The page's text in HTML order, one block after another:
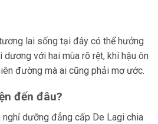
lai sống tại đây có thể hưởng
với hai mùa rõ rệt, khí hậu ôn
đường mà ai cũng phải mơ ước.
đến đâu?
dưỡng đẳng cấp De Lagi chia